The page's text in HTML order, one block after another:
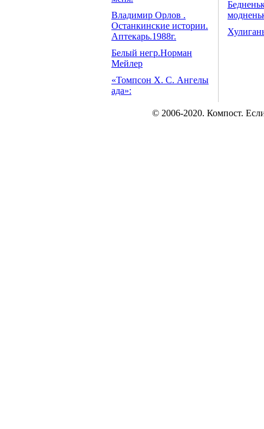
Владимир Орлов .
Останкинские истории.
Аптекарь.1988г.
Белый негр.Норман
Мейлер
«Томпсон Х. С. Ангелы
ада»:
© 2006-2020. Компост.